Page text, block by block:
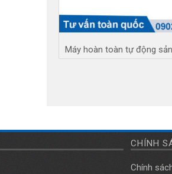
CHÍNH
Chính